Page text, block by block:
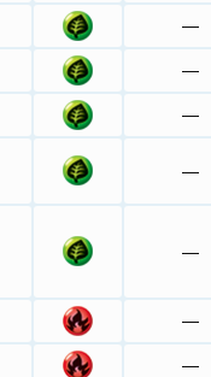
—
—
—
—
—
—
—